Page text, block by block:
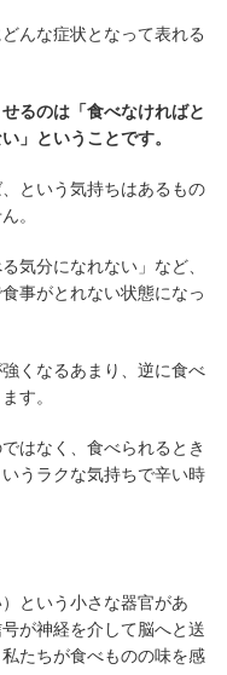
んな症状となって表れる
るのは「食べなければと
」ということです。
という気持ちはあるもの
。
気分になれない」など、
事がとれない状態になっ
くなるあまり、逆に食べ
す。
はなく、食べられるとき
うラクな気持ちで辛い時
という小さな器官があ
が神経を介して脳へと送
たちが食べものの味を感